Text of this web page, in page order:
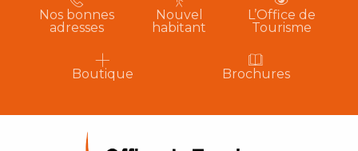
Nos bonnes
adresses
Nouvel
habitant
L’Office de
Tourisme
Boutique Brochures